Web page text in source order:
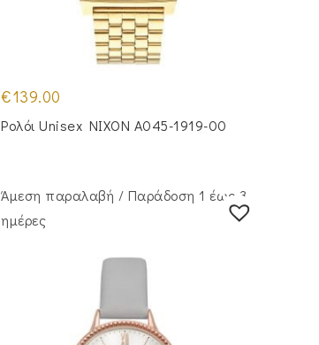
€139.00
Ρολόι Unisex NIXON A045-1919-00
Άμεση παραλαβή / Παράδoση 1 έως 3
ημέρες